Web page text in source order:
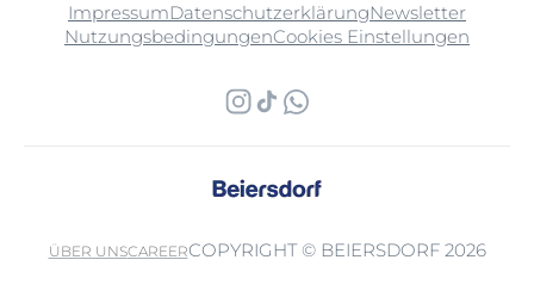
ImpressumDatenschutzerklärungNewsletter
NutzungsbedingungenCookies Einstellungen
ÜBER UNSCAREERCOPYRIGHT © BEIERSDORF 2026